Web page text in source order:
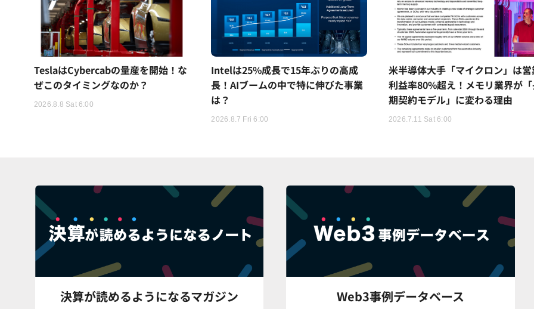
TeslaはCybercabの量産を開始！な
ぜこのタイミングなのか？
2026.8.8 Sat 6:00
Intelは25%成長で15年ぶりの高成
長！AIブームの中で特に伸びた事業
は？
2026.8.7 Fri 6:00
米半導体大手「マイクロン」は営
利益率80%超え！メモリ業界が
期契約モデル」に変わる理由
2026.7.11 Sat 6:00
決算が読めるようになるマガジン Web3事例データベース